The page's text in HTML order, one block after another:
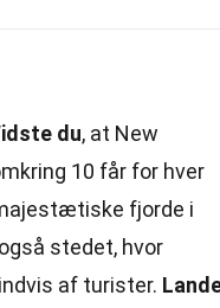
du, at New
10 får for hver
fjorde i
stedet, hvor
af turister.